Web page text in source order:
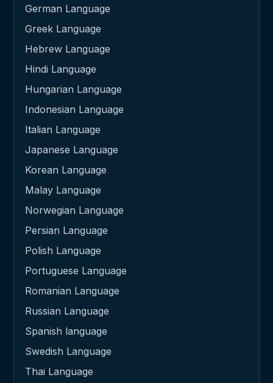
German Language
Greek Language
Hebrew Language
Hindi Language
Hungarian Language
Indonesian Language
Italian Language
Japanese Language
Korean Language
Malay Language
Norwegian Language
Persian Language
Polish Language
Portuguese Language
Romanian Language
Russian Language
Spanish language
Swedish Language
Thai Language